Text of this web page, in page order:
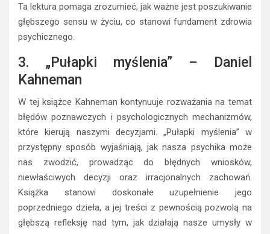
Ta lektura pomaga zrozumieć, jak ważne jest poszukiwanie
głębszego sensu w życiu, co stanowi fundament zdrowia
psychicznego.
3. „Pułapki myślenia” – Daniel
Kahneman
W tej książce Kahneman kontynuuje rozważania na temat
błędów poznawczych i psychologicznych mechanizmów,
które kierują naszymi decyzjami. „Pułapki myślenia” w
przystępny sposób wyjaśniają, jak nasza psychika może
nas zwodzić, prowadząc do błędnych wniosków,
niewłaściwych decyzji oraz irracjonalnych zachowań.
Książka stanowi doskonałe uzupełnienie jego
poprzedniego dzieła, a jej treści z pewnością pozwolą na
głębszą refleksję nad tym, jak działają nasze umysły w